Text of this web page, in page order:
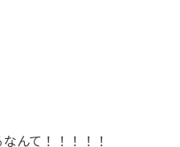
んて！！！！！